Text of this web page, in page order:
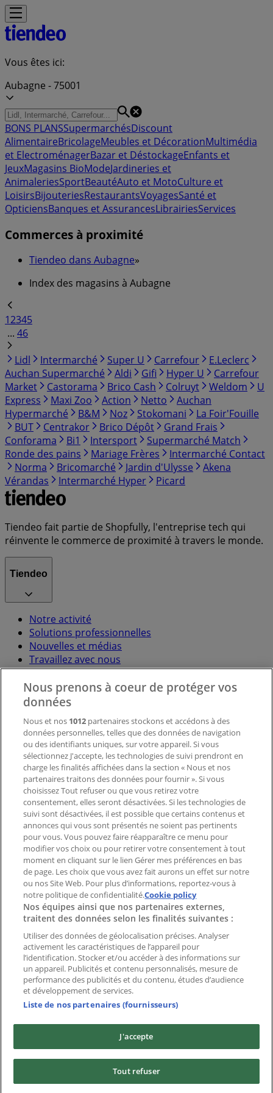
Vous êtes ici:
Aubagne - 75001
BONS PLANSSupermarchésDiscount
AlimentaireBricolageMeubles et DécorationMultimédia
et ElectroménagerBazar et DéstockageEnfants et
JeuxMagasins BioModeJardineries et
AnimaleriesSportBeautéAuto et MotoCulture et
LoisirsBijouteriesRestaurantsVoyagesSanté et
OpticiensBanques et AssurancesLibrairiesServices
Commerces à proximité
Tiendeo dans Aubagne»
Index des magasins à Aubagne
12345
... 46
Lidl
Intermarché Super U Carrefour
E.Leclerc
Auchan Supermarché
Aldi Gifi Hyper U
Carrefour
Market
Castorama Brico Cash Colruyt Weldom
U
Express
Maxi Zoo Action Netto
Auchan
Hypermarché
B&M Noz Stokomani
La Foir'Fouille
BUT
Centrakor Brico Dépôt
Grand Frais
Conforama
Bi1 Intersport
Supermarché Match
Ronde des pains
Mariage Frères
Intermarché Contact
Norma
Bricomarché Jardin d'Ulysse
Akena
Vérandas
Intermarché Hyper Picard
Tiendeo fait partie de Shopfully, l'entreprise tech qui
réinvente le commerce de proximité à travers le monde.
Tiendeo
Notre activité
Solutions professionnelles
Nouvelles et médias
Travaillez avec nous
Contactez-nous
Demande marketing et professionnelle
Magasin mal situé sur la carte
Signaler un prospectus
Vous rencontrez un problème technique sur l’appli
ou le site?
Index
Marques
Marques locales
Enseignes
Commerces à proximité
Produits
Produits locaux
Villes
Télécharger l'appli Tiendeo
Copyright © Tiendeo ® 2026 · Shopfully Marketing S.L.U. –
Nous prenons à coeur de protéger vos
données
Nous et nos 1012 partenaires stockons et accédons à des
données personnelles, telles que des données de navigation
ou des identifiants uniques, sur votre appareil. Si vous
sélectionnez J'accepte, les technologies de suivi prendront en
charge les finalités affichées dans la section « Nous et nos
partenaires traitons des données pour fournir ». Si vous
choisissez Tout refuser ou que vous retirez votre
consentement, elles seront désactivées. Si les technologies de
suivi sont désactivées, il est possible que certains contenus et
annonces qui vous sont présentés ne soient pas pertinents
pour vous. Vous pouvez faire réapparaître ce menu pour
modifier vos choix ou pour retirer votre consentement à tout
moment en cliquant sur le lien Gérer mes préférences en bas
de page. Les choix que vous avez fait aurons un effet sur notre
ou nos Site Web. Pour plus d’informations, reportez-vous à
notre politique de confidentialité.Cookie policy
Nos équipes ainsi que nos partenaires externes,
traitent des données selon les finalités suivantes :
Utiliser des données de géolocalisation précises. Analyser
activement les caractéristiques de l’appareil pour
l’identification. Stocker et/ou accéder à des informations sur
un appareil. Publicités et contenu personnalisés, mesure de
performance des publicités et du contenu, études d’audience
et développement de services.
Liste de nos partenaires (fournisseurs)
J'accepte
Tout refuser